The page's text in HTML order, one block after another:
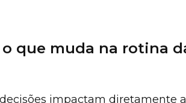
que muda na rotina
impactam diretamente a